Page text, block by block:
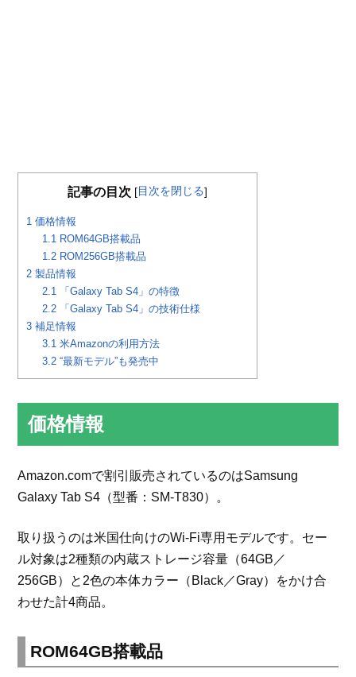
記事の目次 [目次を閉じる]
1 価格情報
1.1 ROM64GB搭載品
1.2 ROM256GB搭載品
2 製品情報
2.1 「Galaxy Tab S4」の特徴
2.2 「Galaxy Tab S4」の技術仕様
3 補足情報
3.1 米Amazonの利用方法
3.2 “最新モデル”も発売中
価格情報
Amazon.comで割引販売されているのはSamsung
Galaxy Tab S4（型番：SM-T830）。
取り扱うのは米国仕向けのWi-Fi専用モデルです。セー
ル対象は2種類の内蔵ストレージ容量（64GB／
256GB）と2色の本体カラー（Black／Gray）をかけ合
わせた計4商品。
ROM64GB搭載品